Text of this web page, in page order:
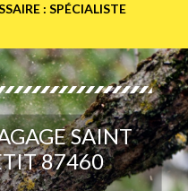
: SPÉCIALISTE
SAINT
87460